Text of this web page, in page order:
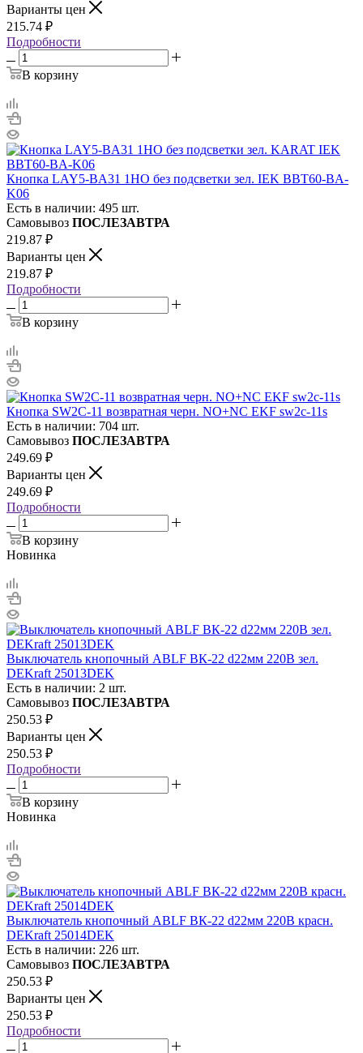
Варианты цен
215.74 ₽
Подробности
В корзину
Кнопка LAY5-BA31 1НО без подсветки зел. IEK BBT60-BA-
K06
Есть в наличии: 495 шт.
Самовывоз ПОСЛЕЗАВТРА
219.87 ₽
Варианты цен
219.87 ₽
Подробности
В корзину
Кнопка SW2C-11 возвратная черн. NO+NC EKF sw2c-11s
Есть в наличии: 704 шт.
Самовывоз ПОСЛЕЗАВТРА
249.69 ₽
Варианты цен
249.69 ₽
Подробности
В корзину
Новинка
Выключатель кнопочный ABLF ВК-22 d22мм 220В зел.
DEKraft 25013DEK
Есть в наличии: 2 шт.
Самовывоз ПОСЛЕЗАВТРА
250.53 ₽
Варианты цен
250.53 ₽
Подробности
В корзину
Новинка
Выключатель кнопочный ABLF ВК-22 d22мм 220В красн.
DEKraft 25014DEK
Есть в наличии: 226 шт.
Самовывоз ПОСЛЕЗАВТРА
250.53 ₽
Варианты цен
250.53 ₽
Подробности